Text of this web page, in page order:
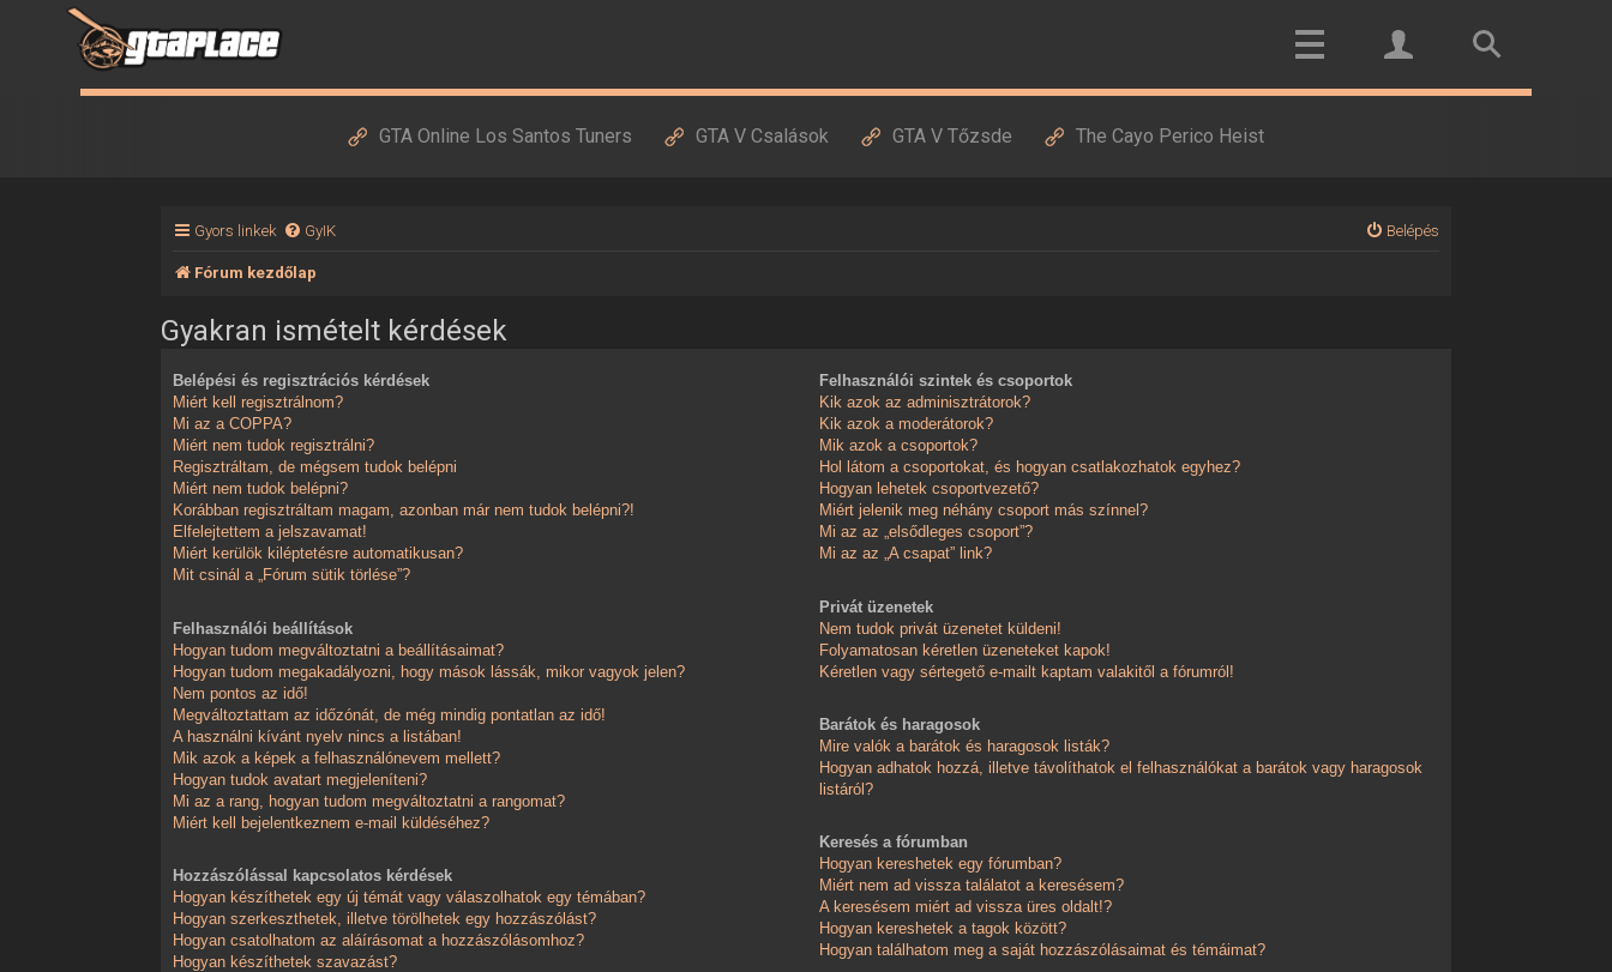
GTA Online Los Santos Tuners GTA V Csalások GTA V Tőzsde The Cayo Perico Heist
Gyors linkek GyIK Belépés
Fórum kezdőlap
Gyakran ismételt kérdések
Belépési és regisztrációs kérdések
Miért kell regisztrálnom?
Mi az a COPPA?
Miért nem tudok regisztrálni?
Regisztráltam, de mégsem tudok belépni
Miért nem tudok belépni?
Korábban regisztráltam magam, azonban már nem tudok belépni?!
Elfelejtettem a jelszavamat!
Miért kerülök kiléptetésre automatikusan?
Mit csinál a „Fórum sütik törlése”?
Felhasználói beállítások
Hogyan tudom megváltoztatni a beállításaimat?
Hogyan tudom megakadályozni, hogy mások lássák, mikor vagyok jelen?
Nem pontos az idő!
Megváltoztattam az időzónát, de még mindig pontatlan az idő!
A használni kívánt nyelv nincs a listában!
Mik azok a képek a felhasználónevem mellett?
Hogyan tudok avatart megjeleníteni?
Mi az a rang, hogyan tudom megváltoztatni a rangomat?
Miért kell bejelentkeznem e-mail küldéséhez?
Hozzászólással kapcsolatos kérdések
Hogyan készíthetek egy új témát vagy válaszolhatok egy témában?
Hogyan szerkeszthetek, illetve törölhetek egy hozzászólást?
Hogyan csatolhatom az aláírásomat a hozzászólásomhoz?
Hogyan készíthetek szavazást?
Felhasználói szintek és csoportok
Kik azok az adminisztrátorok?
Kik azok a moderátorok?
Mik azok a csoportok?
Hol látom a csoportokat, és hogyan csatlakozhatok egyhez?
Hogyan lehetek csoportvezető?
Miért jelenik meg néhány csoport más színnel?
Mi az az „elsődleges csoport”?
Mi az az „A csapat” link?
Privát üzenetek
Nem tudok privát üzenetet küldeni!
Folyamatosan kéretlen üzeneteket kapok!
Kéretlen vagy sértegető e-mailt kaptam valakitől a fórumról!
Barátok és haragosok
Mire valók a barátok és haragosok listák?
Hogyan adhatok hozzá, illetve távolíthatok el felhasználókat a barátok vagy haragosok
listáról?
Keresés a fórumban
Hogyan kereshetek egy fórumban?
Miért nem ad vissza találatot a keresésem?
A keresésem miért ad vissza üres oldalt!?
Hogyan kereshetek a tagok között?
Hogyan találhatom meg a saját hozzászólásaimat és témáimat?